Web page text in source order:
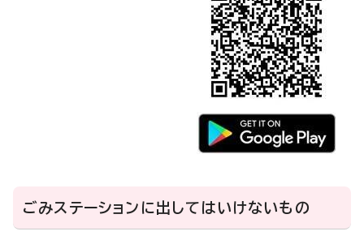
ごみステーションに出してはいけないもの